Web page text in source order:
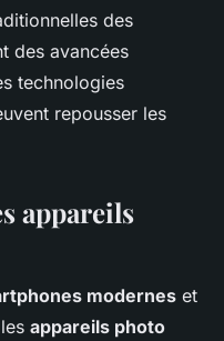
des
des avancées
technologies
repousser les
appareils
modernes et
appareils photo